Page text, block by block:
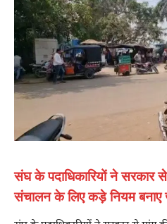
संघ के पदाधिकारियों ने सरकार
संचालन के लिए कड़े नियम बनाए